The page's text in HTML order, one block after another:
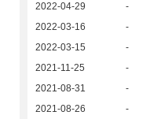
2022-04-29
-
2022-03-16
-
2022-03-15
-
2021-11-25
-
2021-08-31
-
2021-08-26
-